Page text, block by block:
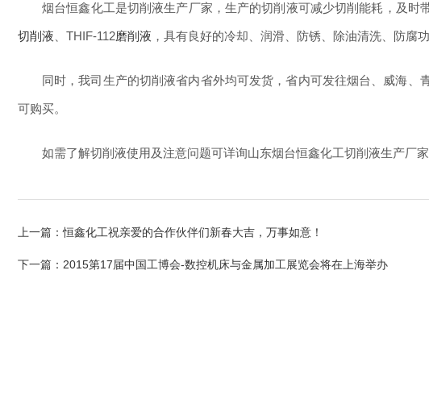
烟台恒鑫化工是切削液生产厂家，生产的切削液可减少切削能耗，及时
切削液 、THIF-112磨削液 ，具有良好的冷却、润滑、防锈、除油清洗、防腐
同时，我司生产的切削液省内省外均可发货，省内可发往烟台、威海
可购买。
如需了解切削液使用及注意问题可详询山东烟台恒鑫化工切削液生产厂
上一篇：恒鑫化工祝亲爱的合作伙伴们新春大吉，万事如意！
下一篇： 2015第17届中国工博会-数控机床与金属加工展览会将在上海举办